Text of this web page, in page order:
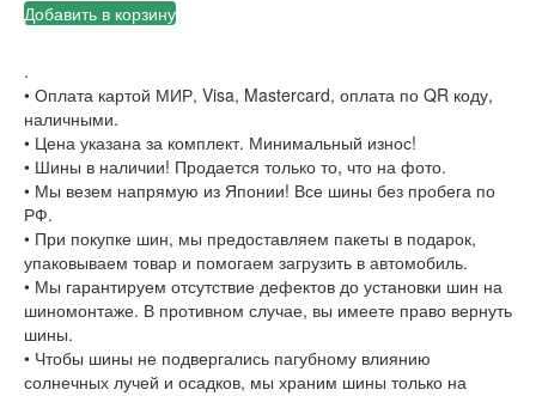
Добавить в корзину
.
• Оплата картой МИР, Visa, Mastercard, оплата по QR коду,
наличными.
• Цена указана за комплект. Минимальный износ!
• Шины в наличии! Продается только то, что на фото.
• Мы везем напрямую из Японии! Все шины без пробега по
РФ.
• При покупке шин, мы предоставляем пакеты в подарок,
упаковываем товар и помогаем загрузить в автомобиль.
• Мы гарантируем отсутствие дефектов до установки шин на
шиномонтаже. В противном случае, вы имеете право вернуть
шины.
• Чтобы шины не подвергались пагубному влиянию
солнечных лучей и осадков, мы храним шины только на